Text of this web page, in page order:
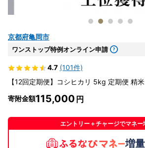
京都府亀岡市
ワンストップ特例オンライン申請
4.7 (101件)
【12回定期便】コシヒカリ 5kg 定期便 精
寄附金額115,000
エントリー＋チャージでマネー
増